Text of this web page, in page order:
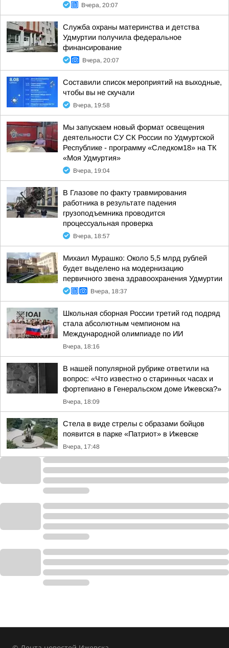
Вчера, 20:07
Служба охраны материнства и детства
Удмуртии получила федеральное
финансирование
Вчера, 20:07
Составили список мероприятий на выходные,
чтобы вы не скучали
Вчера, 19:58
Мы запускаем новый формат освещения
деятельности СУ СК России по Удмуртской
Республике - программу «Следком18» на ТК
«Моя Удмуртия»
Вчера, 19:04
В Глазове по факту травмирования
работника в результате падения
грузоподъемника проводится
процессуальная проверка
Вчера, 18:57
Михаил Мурашко: Около 5,5 млрд рублей
будет выделено на модернизацию
первичного звена здравоохранения Удмуртии
Вчера, 18:37
Школьная сборная России третий год подряд
стала абсолютным чемпионом на
Международной олимпиаде по ИИ
Вчера, 18:16
В нашей популярной рубрике ответили на
вопрос: «Что известно о старинных часах и
фортепиано в Генеральском доме Ижевска?»
Вчера, 18:09
Стела в виде стрелы с образами бойцов
появится в парке «Патриот» в Ижевске
Вчера, 17:48